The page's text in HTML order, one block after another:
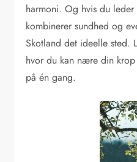
harmoni. Og hvis du
kombinerer sundhed og
Skotland det ideelle sted.
hvor du kan nære din
på én gang.